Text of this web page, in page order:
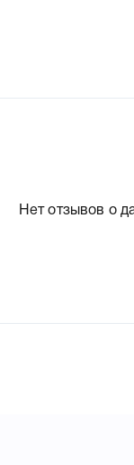
Нет отзывов о